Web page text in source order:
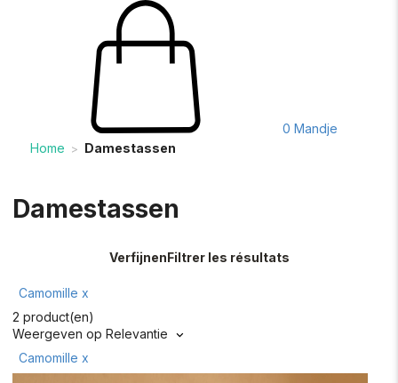
0 Mandje
Home > Damestassen
Damestassen
VerfijnenFiltrer les résultats
Camomille x
2 product(en)
Weergeven op Relevantie
Camomille x